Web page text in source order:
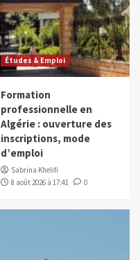
Études & Emploi
Formation
professionnelle en
Algérie : ouverture des
inscriptions, mode
d’emploi
Sabrina Khelifi
8 août 2026 à 17:41
0